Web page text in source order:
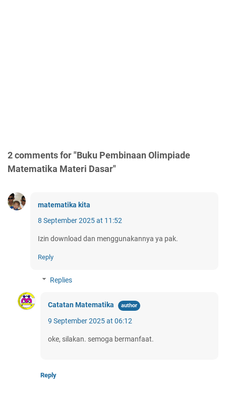
2 comments for "Buku Pembinaan Olimpiade
Matematika Materi Dasar"
matematika kita
8 September 2025 at 11:52
Izin download dan menggunakannya ya pak.
Reply
Replies
Catatan Matematika
9 September 2025 at 06:12
oke, silakan. semoga bermanfaat.
Reply